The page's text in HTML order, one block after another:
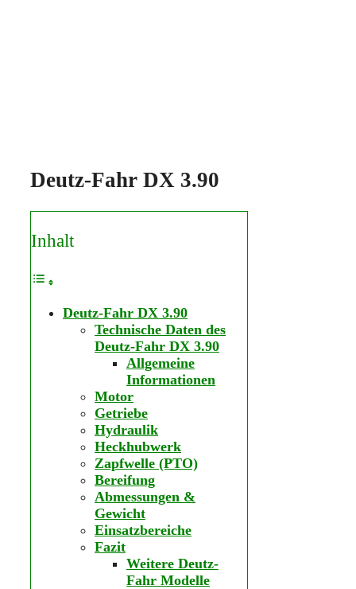
Deutz-Fahr DX 3.90
Inhalt
Deutz-Fahr DX 3.90
Technische Daten des
Deutz-Fahr DX 3.90
Allgemeine
Informationen
Motor
Getriebe
Hydraulik
Heckhubwerk
Zapfwelle (PTO)
Bereifung
Abmessungen &
Gewicht
Einsatzbereiche
Fazit
Weitere Deutz-
Fahr Modelle